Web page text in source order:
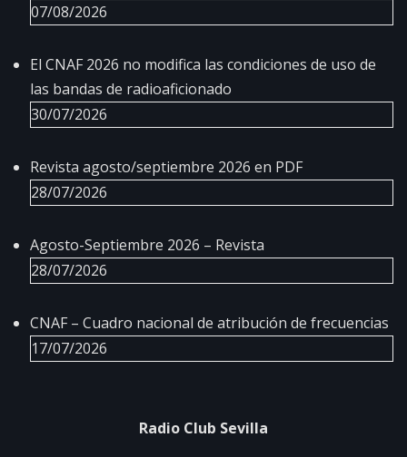
07/08/2026
El CNAF 2026 no modifica las condiciones de uso de
las bandas de radioaficionado
30/07/2026
Revista agosto/septiembre 2026 en PDF
28/07/2026
Agosto-Septiembre 2026 – Revista
28/07/2026
CNAF – Cuadro nacional de atribución de frecuencias
17/07/2026
Radio Club Sevilla